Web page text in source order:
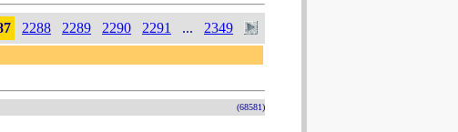
2288 2289 2290 2291 ... 2349
(68581)